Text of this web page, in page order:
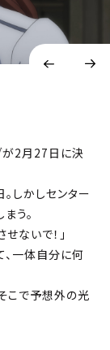
が2月27日に決
しかしセンター
う。
ないで！」
、一体自分に何
こで予想外の光